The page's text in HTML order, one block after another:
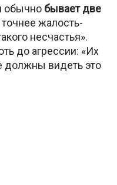
обычно бывает две
жалость-
несчастья».
до агрессии: «Их
должны видеть это